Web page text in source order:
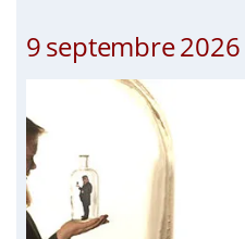
9 septembre 2026